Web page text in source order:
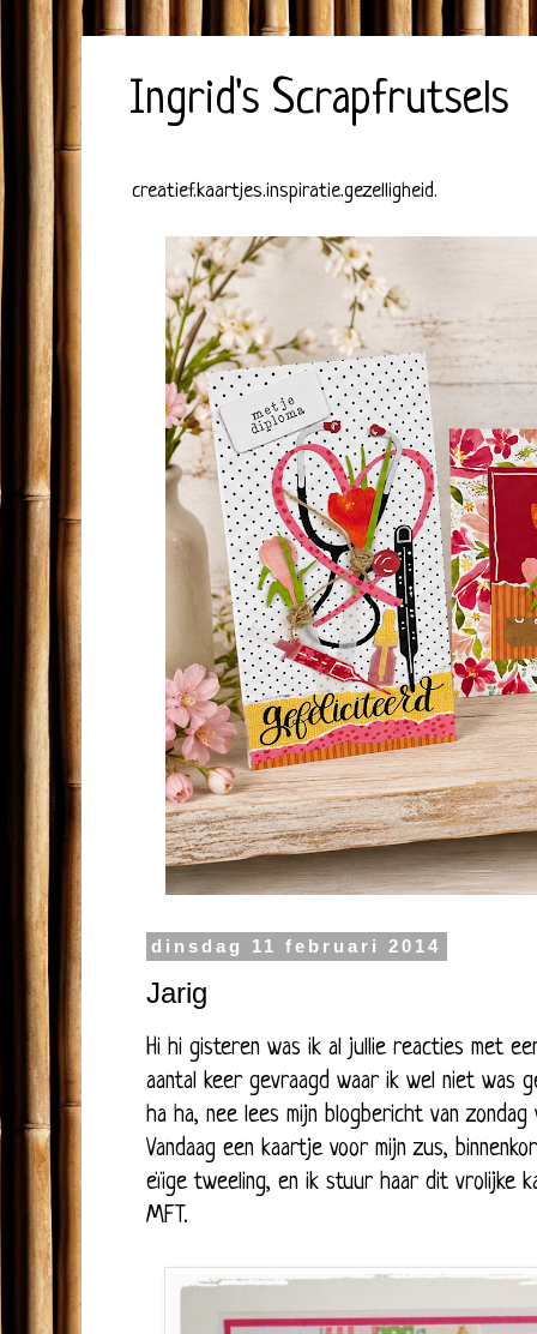
Ingrid's Scrapfrutsels
creatief.kaartjes.inspiratie.gezelligheid.
dinsdag 11 februari 2014
Jarig
Hi hi gisteren was ik al jullie reacties met
aantal keer gevraagd waar ik wel niet was
ha ha, nee lees mijn blogbericht van
Vandaag een kaartje voor mijn zus,
eïige tweeling, en ik stuur haar dit vrolijke
MFT.